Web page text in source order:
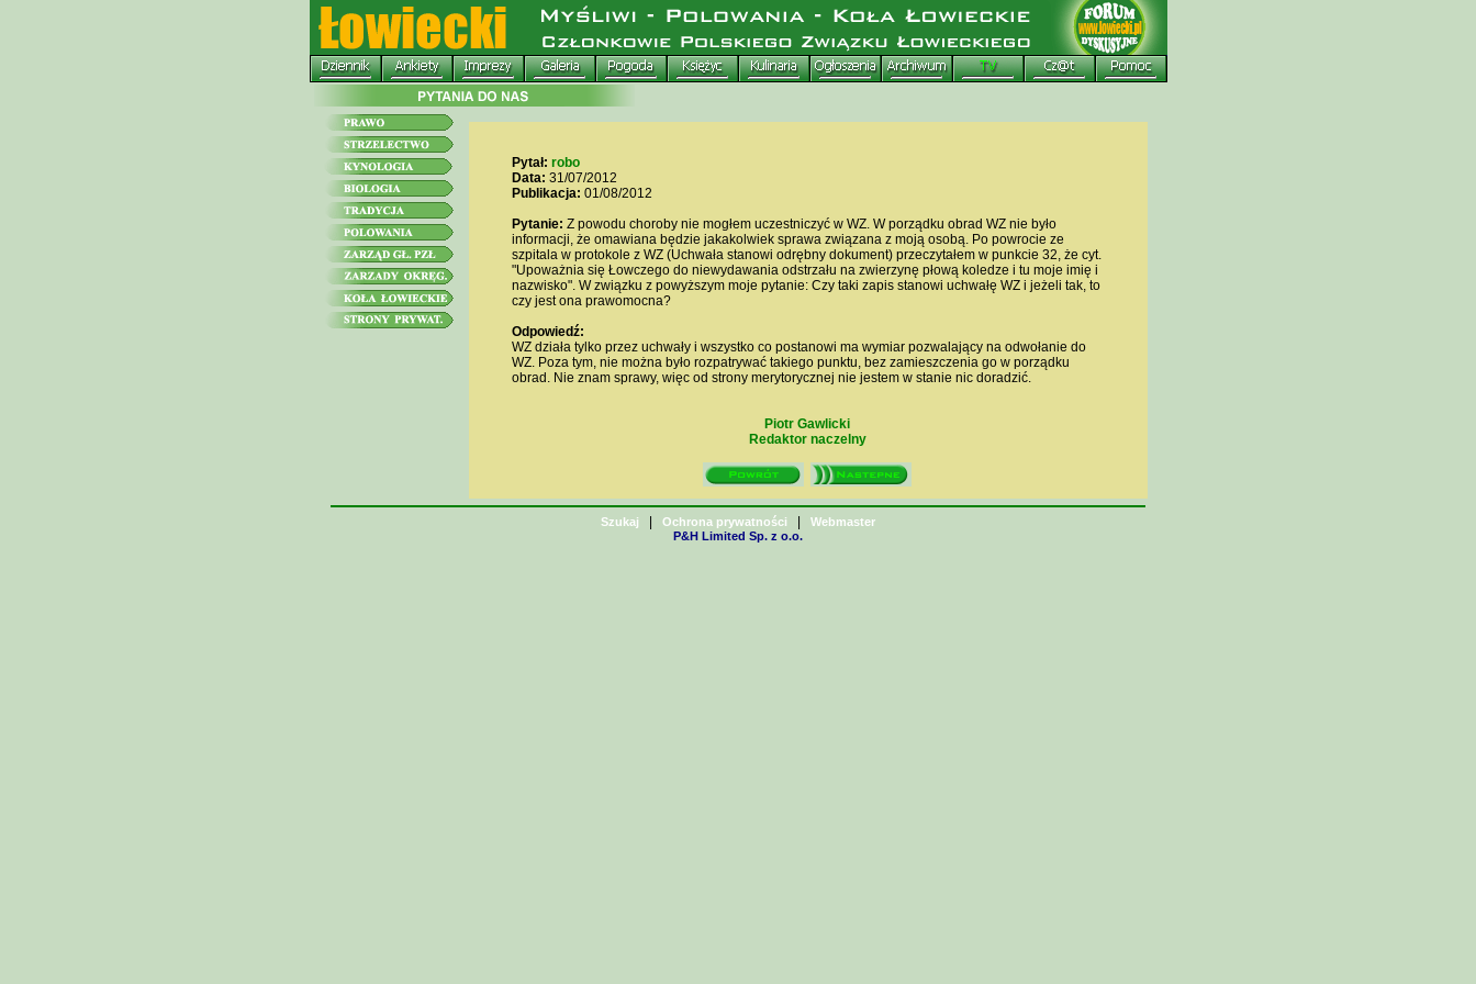
Pytał: robo
Data: 31/07/2012
Publikacja: 01/08/2012
Pytanie: Z powodu choroby nie mogłem uczestniczyć w WZ. W porządku obrad WZ nie było
informacji, że omawiana będzie jakakolwiek sprawa związana z moją osobą. Po powrocie ze
szpitala w protokole z WZ (Uchwała stanowi odrębny dokument) przeczytałem w punkcie 32, że cyt.
"Upoważnia się Łowczego do niewydawania odstrzału na zwierzynę płową koledze i tu moje imię i
nazwisko". W związku z powyższym moje pytanie: Czy taki zapis stanowi uchwałę WZ i jeżeli tak, to
czy jest ona prawomocna?
Odpowiedź:
WZ działa tylko przez uchwały i wszystko co postanowi ma wymiar pozwalający na odwołanie do
WZ. Poza tym, nie można było rozpatrywać takiego punktu, bez zamieszczenia go w porządku
obrad. Nie znam sprawy, więc od strony merytorycznej nie jestem w stanie nic doradzić.
Piotr Gawlicki
Redaktor naczelny
Szukaj Ochrona prywatności
Webmaster
P&H Limited Sp. z o.o.